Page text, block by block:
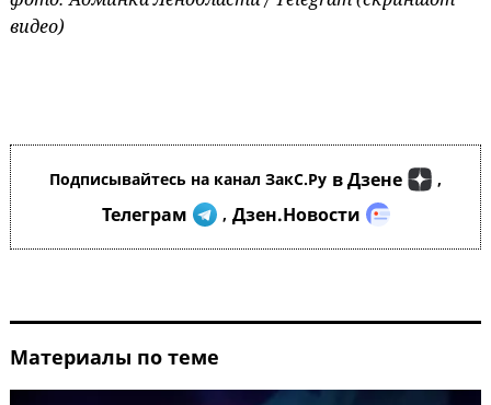
видео)
Подписывайтесь на канал ЗакС.Ру в Дзене ,
Телеграм , Дзен.Новости
Материалы по теме